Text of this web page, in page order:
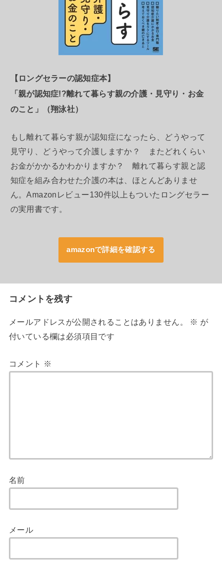
【ロングセラーの認知症本】
「親が認知症!?離れて暮らす親の介護・見守り・お金
のこと」（翔泳社）
もし離れて暮らす親が認知症になったら、どうやって
見守り、どうやって介護しますか？ またどれくらい
お金がかかるかわかりますか？ 離れて暮らす親と認
知症を組み合わせた介護の本は、ほとんどありませ
ん。Amazonレビュー130件以上もついたロングセラー
の実用書です。
amazonで詳細を確認する
コメントを残す
メールアドレスが公開されることはありません。 ※ が
付いている欄は必須項目です
コメント ※
名前
メール